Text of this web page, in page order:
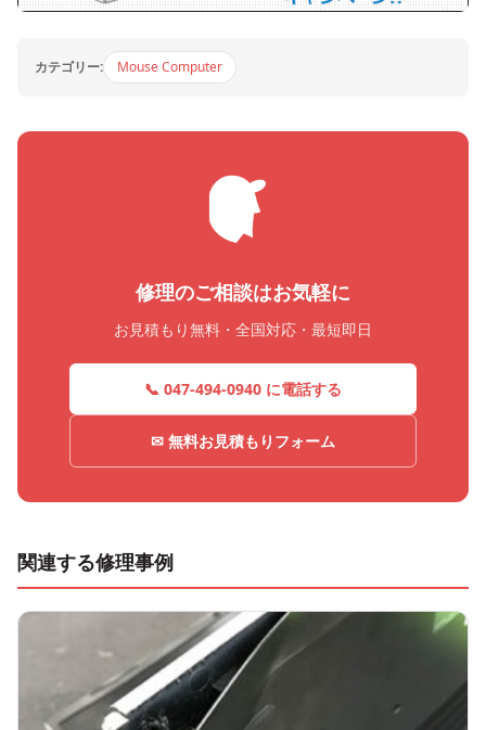
カテゴリー: Mouse Computer
修理のご相談はお気軽に
お見積もり無料・全国対応・最短即日
📞 047-494-0940 に電話する
✉ 無料お見積もりフォーム
関連する修理事例